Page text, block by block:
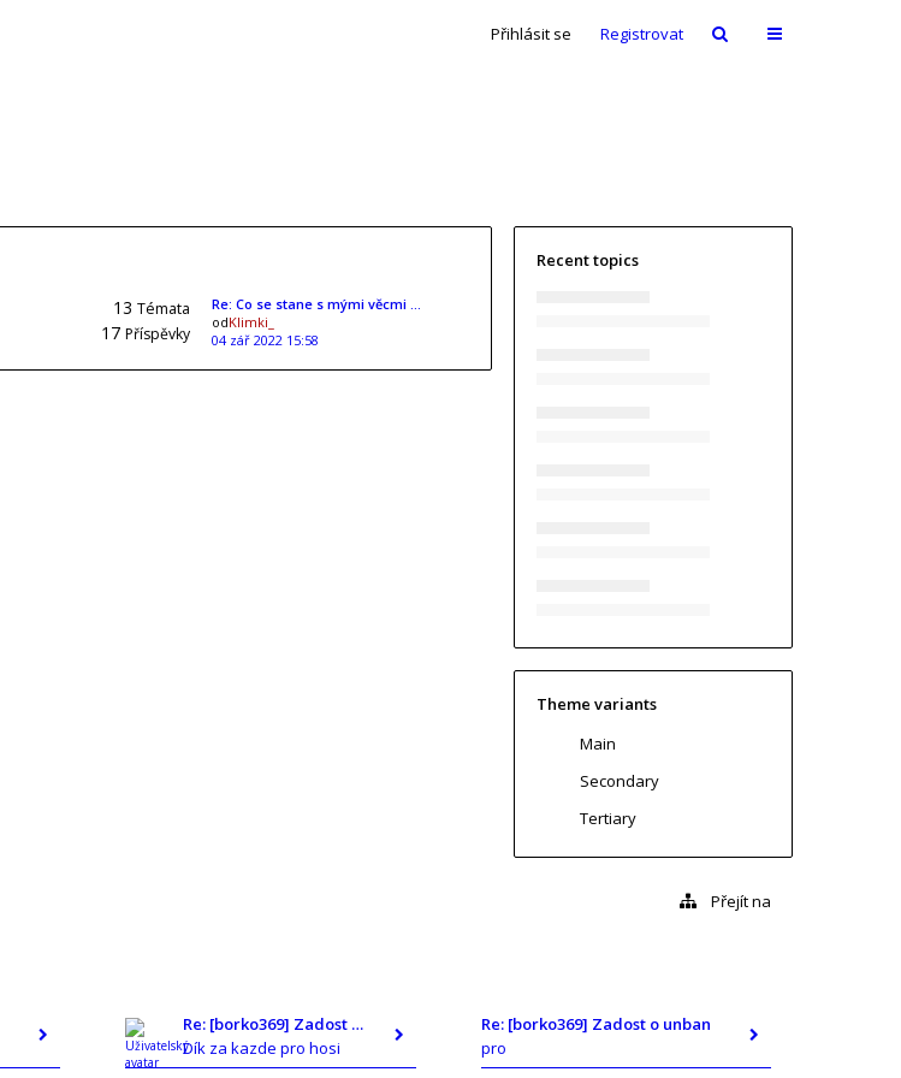
Přihlásit se Registrovat
13 Témata
17 Příspěvky
Re: Co se stane s mými věcmi …
odKlimki_
04 zář 2022 15:58
Recent topics
Theme variants
Main
Secondary
Tertiary
Přejít na
Re: [borko369] Zadost o unban
Dík za kazde pro hosi
Re: [borko369] Zadost o unban
pro